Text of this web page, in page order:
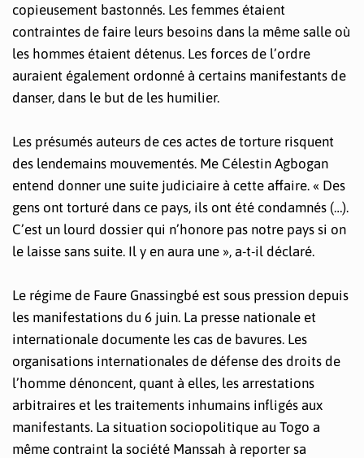
copieusement bastonnés. Les femmes étaient
contraintes de faire leurs besoins dans la même salle où
les hommes étaient détenus. Les forces de l’ordre
auraient également ordonné à certains manifestants de
danser, dans le but de les humilier.
Les présumés auteurs de ces actes de torture risquent
des lendemains mouvementés. Me Célestin Agbogan
entend donner une suite judiciaire à cette affaire. « Des
gens ont torturé dans ce pays, ils ont été condamnés (…).
C’est un lourd dossier qui n’honore pas notre pays si on
le laisse sans suite. Il y en aura une », a-t-il déclaré.
Le régime de Faure Gnassingbé est sous pression depuis
les manifestations du 6 juin. La presse nationale et
internationale documente les cas de bavures. Les
organisations internationales de défense des droits de
l’homme dénoncent, quant à elles, les arrestations
arbitraires et les traitements inhumains infligés aux
manifestants. La situation sociopolitique au Togo a
même contraint la société Manssah à reporter sa